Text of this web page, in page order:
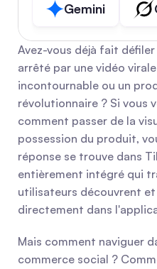
Gemini
Avez-vous déjà fait
arrêté par une vidéo
incontournable ou un
révolutionnaire ? Si vous
comment passer de la
possession du produit,
réponse se trouve dans
entièrement intégré qui
utilisateurs découvrent
directement dans
Mais comment naviguer
commerce social ?